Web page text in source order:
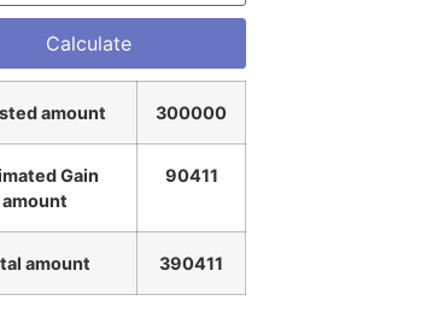
amount 300000
Gain
amount
90411
amount 390411